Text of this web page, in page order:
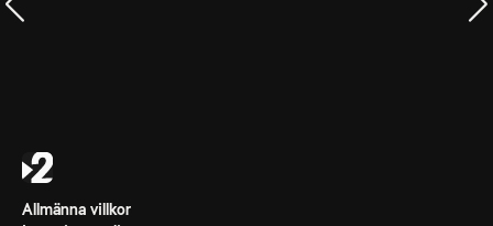
Allmänna villkor